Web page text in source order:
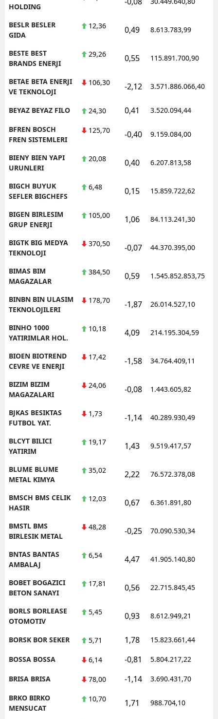
HOLDING
BESLR BESLER
GIDA
12,36 0,49 8.613.783,99
BESTE BEST
BRANDS ENERJI
29,26 0,55 115.891.700,90
BETAE BETA ENERJI
VE TEKNOLOJI
106,30 -2,12 3.571.886.066,40
BEYAZ BEYAZ FILO 24,30 0,41 3.520.094,44
BFREN BOSCH
FREN SISTEMLERI
125,70 -0,40 9.159.084,00
BIENY BIEN YAPI
URUNLERI
20,08 0,40 6.207.813,58
BIGCH BUYUK
SEFLER BIGCHEFS
6,48 0,15 15.859.722,62
BIGEN BIRLESIM
GRUP ENERJI
105,00 1,06 84.113.241,30
BIGTK BIG MEDYA
TEKNOLOJI
370,50 -0,07 44.370.395,00
BIMAS BIM
MAGAZALAR
384,50 0,59 1.545.852.853,75
BINBN BIN ULASIM
TEKNOLOJILERI
178,70 -1,87 26.014.527,10
BINHO 1000
YATIRIMLAR HOL.
10,18 4,09 214.195.304,59
BIOEN BIOTREND
CEVRE VE ENERJI
17,42 -1,58 34.764.409,11
BIZIM BIZIM
MAGAZALARI
24,06 -0,08 1.443.605,82
BJKAS BESIKTAS
FUTBOL YAT.
1,73 -1,14 40.289.930,49
BLCYT BILICI
YATIRIM
19,17 1,43 9.519.417,57
BLUME BLUME
METAL KIMYA
35,02 2,22 76.572.378,08
BMSCH BMS CELIK
HASIR
12,03 0,67 6.361.891,80
BMSTL BMS
BIRLESIK METAL
48,28 -0,25 70.090.530,34
BNTAS BANTAS
AMBALAJ
6,54 4,47 41.905.140,80
BOBET BOGAZICI
BETON SANAYI
17,81 0,56 22.715.845,45
BORLS BORLEASE
OTOMOTIV
5,45 0,93 8.612.949,21
BORSK BOR SEKER 5,71 1,78 15.823.661,44
BOSSA BOSSA 6,14 -0,81 5.804.217,22
BRISA BRISA 78,00 -1,14 3.690.431,70
BRKO BIRKO
MENSUCAT
10,70 1,71 988.704,10